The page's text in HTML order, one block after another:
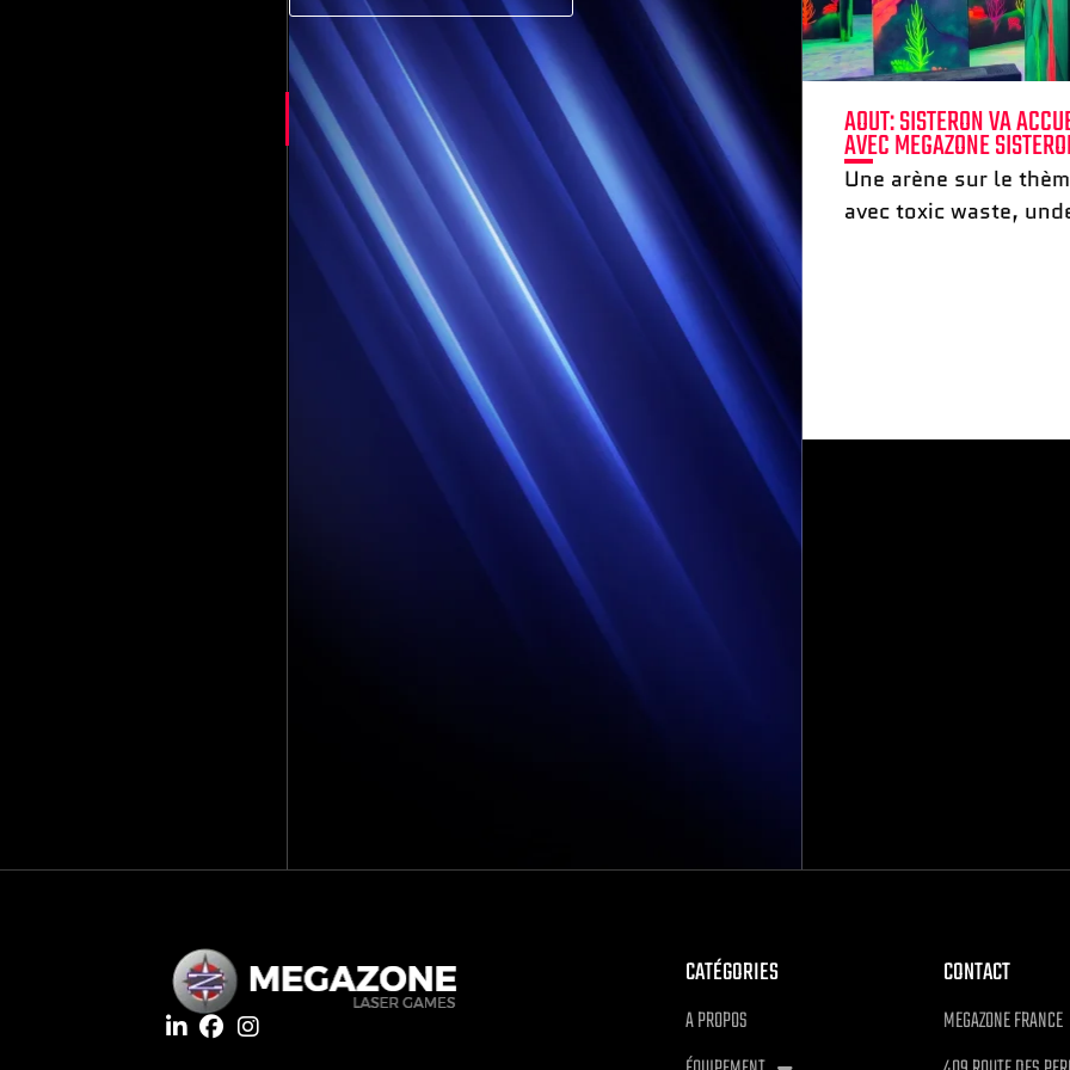
POURQUOI AJOUTER UN LASER GAME À VOTRE COMPLEXE MULTI-
ACTIVITÉS (BOWLING, TRAMPOLINE, KARTING) ?
Et si le Laser Game était la pièce manquante de votre
complexe ? Liste non exhau...
AOUT: SISTERON VA
AVEC MEGAZONE
Une arène sur le
avec toxic waste,
CATÉGORIES
A PROPOS
CONTACT
MEGAZONE FRANCE